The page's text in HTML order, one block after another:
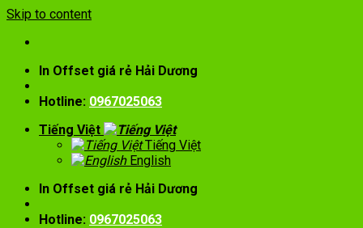
Skip to content
In Offset giá rẻ Hải Dương
Hotline: 0967025063
Tiếng Việt
Tiếng Việt
English
In Offset giá rẻ Hải Dương
Hotline: 0967025063